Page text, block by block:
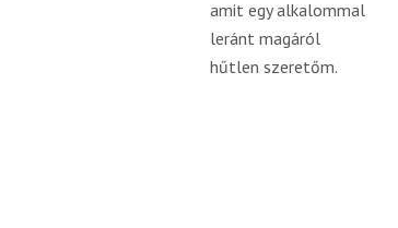
amit egy alkalommal
leránt magáról
hűtlen szeretőm.